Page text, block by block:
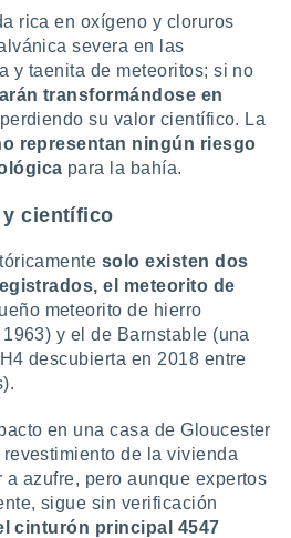
rica en oxígeno y cloruros
severa en las
y taenita de meteoritos; si no
transformándose en
perdiendo su valor científico. La
representan ningún riesgo
para la bahía.
científico
solo existen dos
el meteorito de
meteorito de hierro
y el de Barnstable (una
descubierta en 2018 entre
en una casa de Gloucester
de la vivienda
azufre, pero aunque expertos
sigue sin verificación
cinturón principal 4547